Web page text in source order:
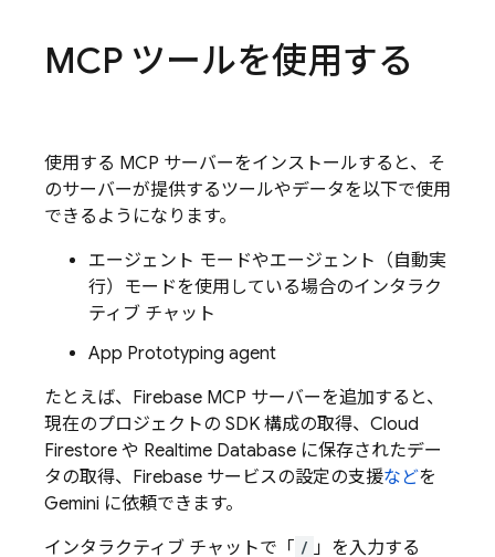
MCP ツールを使用する
使用する MCP サーバーをインストールすると、そ
のサーバーが提供するツールやデータを以下で使用
できるようになります。
エージェント モードやエージェント（自動実
行）モードを使用している場合のインタラク
ティブ チャット
App Prototyping agent
たとえば、Firebase MCP サーバーを追加すると、
現在のプロジェクトの SDK 構成の取得、 Cloud
Firestore や Realtime Database に保存されたデー
タの取得、Firebase サービスの設定の支援などを
Gemini に依頼できます。
インタラクティブ チャットで「 / 」を入力する